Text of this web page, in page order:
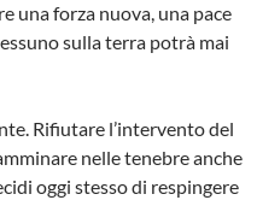
una forza nuova, una pace
sulla terra potrà mai
Rifiutare l’intervento del
nelle tenebre anche
oggi stesso di respingere